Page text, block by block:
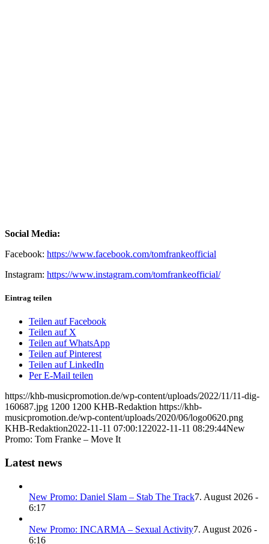
Social Media:
Facebook: https://www.facebook.com/tomfrankeofficial
Instagram: https://www.instagram.com/tomfrankeofficial/
Eintrag teilen
Teilen auf Facebook
Teilen auf X
Teilen auf WhatsApp
Teilen auf Pinterest
Teilen auf LinkedIn
Per E-Mail teilen
https://khb-musicpromotion.de/wp-content/uploads/2022/11/11-dig-
160687.jpg 1200 1200 KHB-Redaktion https://khb-
musicpromotion.de/wp-content/uploads/2020/06/logo0620.png
KHB-Redaktion2022-11-11 07:00:122022-11-11 08:29:44New
Promo: Tom Franke – Move It
Latest news
New Promo: Daniel Slam – Stab The Track7. August 2026 -
6:17
New Promo: INCARMA – Sexual Activity7. August 2026 -
6:16